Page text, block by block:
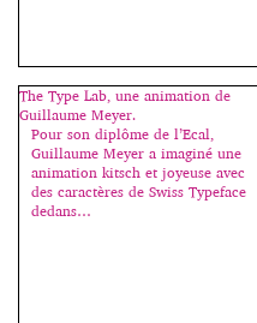
The Type Lab, une animation de
Guillaume Meyer.
Pour son diplôme de l’Ecal,
Guillaume Meyer a imaginé une
animation kitsch et joyeuse avec
des caractères de Swiss Typeface
dedans…